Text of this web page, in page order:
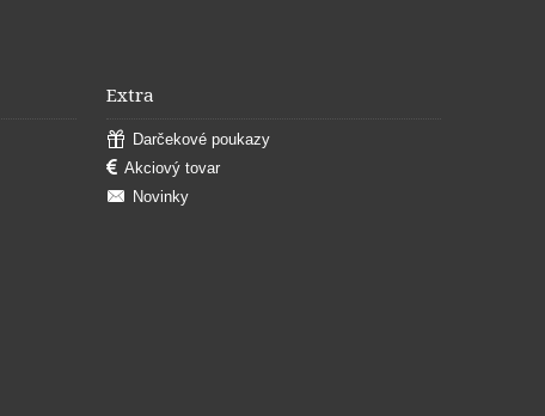
Extra
Darčekové poukazy
Akciový tovar
Novinky